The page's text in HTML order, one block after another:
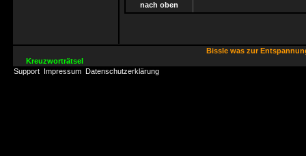
nach oben
Bissle was zur
Kreuzworträtsel
Support Impressum Datenschutzerklärung